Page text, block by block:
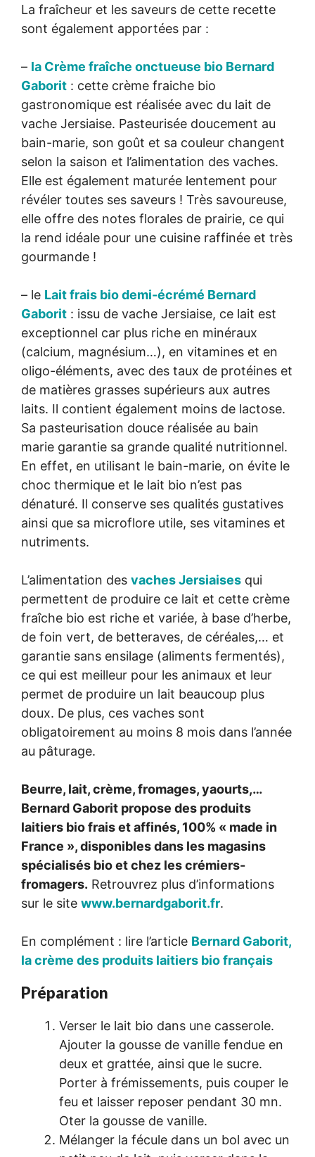
La fraîcheur et les saveurs de cette recette
sont également apportées par :
– la Crème fraîche onctueuse bio Bernard
Gaborit : cette crème fraiche bio
gastronomique est réalisée avec du lait de
vache Jersiaise. Pasteurisée doucement au
bain-marie, son goût et sa couleur changent
selon la saison et l’alimentation des vaches.
Elle est également maturée lentement pour
révéler toutes ses saveurs ! Très savoureuse,
elle offre des notes florales de prairie, ce qui
la rend idéale pour une cuisine raffinée et très
gourmande !
– le Lait frais bio demi-écrémé Bernard
Gaborit : issu de vache Jersiaise, ce lait est
exceptionnel car plus riche en minéraux
(calcium, magnésium…), en vitamines et en
oligo-éléments, avec des taux de protéines et
de matières grasses supérieurs aux autres
laits. Il contient également moins de lactose.
Sa pasteurisation douce réalisée au bain
marie garantie sa grande qualité nutritionnel.
En effet, en utilisant le bain-marie, on évite le
choc thermique et le lait bio n’est pas
dénaturé. Il conserve ses qualités gustatives
ainsi que sa microflore utile, ses vitamines et
nutriments.
L’alimentation des vaches Jersiaises qui
permettent de produire ce lait et cette crème
fraîche bio est riche et variée, à base d’herbe,
de foin vert, de betteraves, de céréales,… et
garantie sans ensilage (aliments fermentés),
ce qui est meilleur pour les animaux et leur
permet de produire un lait beaucoup plus
doux. De plus, ces vaches sont
obligatoirement au moins 8 mois dans l’année
au pâturage.
Beurre, lait, crème, fromages, yaourts,…
Bernard Gaborit propose des produits
laitiers bio frais et affinés, 100% « made in
France », disponibles dans les magasins
spécialisés bio et chez les crémiers-
fromagers. Retrouvrez plus d’informations
sur le site www.bernardgaborit.fr.
En complément : lire l’article Bernard Gaborit,
la crème des produits laitiers bio français
Préparation
Verser le lait bio dans une casserole.
Ajouter la gousse de vanille fendue en
deux et grattée, ainsi que le sucre.
Porter à frémissements, puis couper le
feu et laisser reposer pendant 30 mn.
Oter la gousse de vanille.
Mélanger la fécule dans un bol avec un